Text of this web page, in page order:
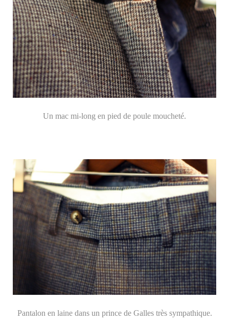
Un mac mi-long en pied de poule moucheté.
Pantalon en laine dans un prince de Galles très sympathique.